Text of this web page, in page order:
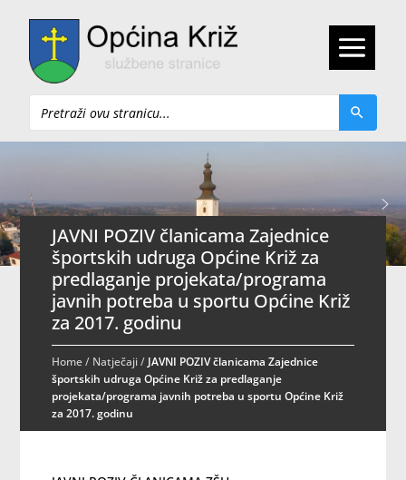
Pretraži
JAVNI POZIV članicama Zajednice
športskih udruga Općine Križ za
predlaganje projekata/programa
javnih potreba u sportu Općine Križ
za 2017. godinu
Home/ Natječaji/ JAVNI POZIV članicama Zajednice
športskih udruga Općine Križ za predlaganje
projekata/programa javnih potreba u sportu Općine Križ
za 2017. godinu